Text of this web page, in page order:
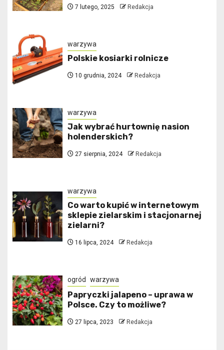
7 lutego, 2025 Redakcja
warzywa
Polskie kosiarki rolnicze
10 grudnia, 2024 Redakcja
warzywa
Jak wybrać hurtownię nasion
holenderskich?
27 sierpnia, 2024 Redakcja
warzywa
Co warto kupić w internetowym
sklepie zielarskim i stacjonarnej
zielarni?
16 lipca, 2024 Redakcja
ogród warzywa
Papryczki jalapeno – uprawa w
Polsce. Czy to możliwe?
27 lipca, 2023 Redakcja